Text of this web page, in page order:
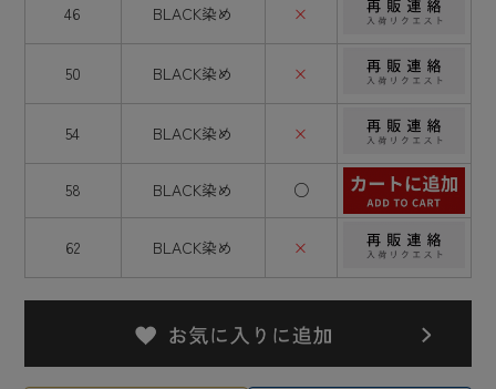
46 BLACK染め ×
50 BLACK染め ×
54 BLACK染め ×
58 BLACK染め ○
62 BLACK染め ×